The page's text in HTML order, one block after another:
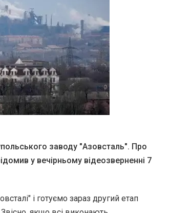
заводу "Азовсталь". Про
у вечірньому відеозверненні 7
і готуємо зараз другий етап